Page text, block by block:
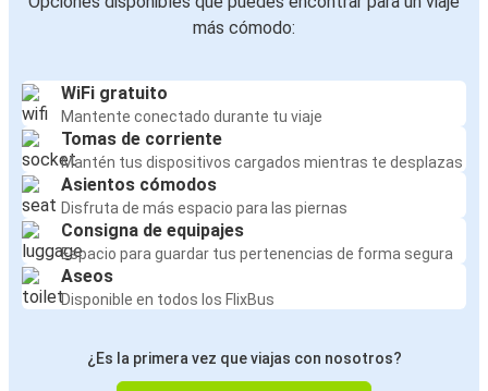
más cómodo:
WiFi gratuito
Mantente conectado durante tu viaje
Tomas de corriente
Mantén tus dispositivos cargados mientras te desplazas
Asientos cómodos
Disfruta de más espacio para las piernas
Consigna de equipajes
Espacio para guardar tus pertenencias de forma segura
Aseos
Disponible en todos los FlixBus
¿Es la primera vez que viajas con nosotros?